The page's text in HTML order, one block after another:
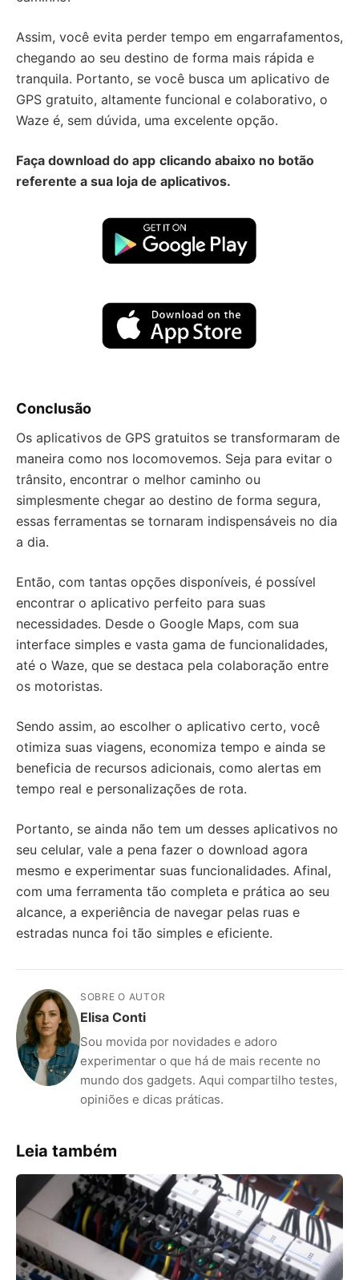
Assim, você evita perder tempo em engarrafamentos,
chegando ao seu destino de forma mais rápida e
tranquila. Portanto, se você busca um aplicativo de
GPS gratuito, altamente funcional e colaborativo, o
Waze é, sem dúvida, uma excelente opção.
Faça download do app clicando abaixo no botão
referente a sua loja de aplicativos.
Conclusão
Os aplicativos de GPS gratuitos se transformaram de
maneira como nos locomovemos. Seja para evitar o
trânsito, encontrar o melhor caminho ou
simplesmente chegar ao destino de forma segura,
essas ferramentas se tornaram indispensáveis ​​no dia
a dia.
Então, com tantas opções disponíveis, é possível
encontrar o aplicativo perfeito para suas
necessidades. Desde o Google Maps, com sua
interface simples e vasta gama de funcionalidades,
até o Waze, que se destaca pela colaboração entre
os motoristas.
Sendo assim, ao escolher o aplicativo certo, você
otimiza suas viagens, economiza tempo e ainda se
beneficia de recursos adicionais, como alertas em
tempo real e personalizações de rota.
Portanto, se ainda não tem um desses aplicativos no
seu celular, vale a pena fazer o download agora
mesmo e experimentar suas funcionalidades. Afinal,
com uma ferramenta tão completa e prática ao seu
alcance, a experiência de navegar pelas ruas e
estradas nunca foi tão simples e eficiente.
SOBRE O AUTOR
Elisa Conti
Sou movida por novidades e adoro
experimentar o que há de mais recente no
mundo dos gadgets. Aqui compartilho testes,
opiniões e dicas práticas.
Leia também